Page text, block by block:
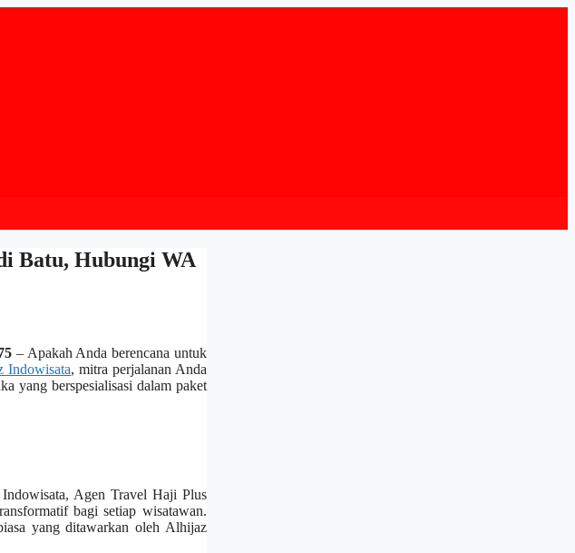
Batu, Hubungi WA
– Apakah Anda berencana untuk
Indowisata, mitra perjalanan Anda
yang berspesialisasi dalam paket
Agen Travel Haji Plus
bagi setiap wisatawan.
yang ditawarkan oleh Alhijaz